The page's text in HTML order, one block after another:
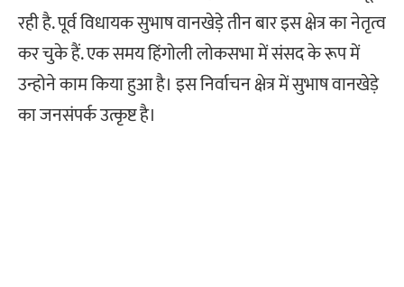
रही है. पूर्व विधायक सुभाष वानखेड़े तीन बार इस क्षेत्र का नेतृत्व
कर चुके हैं. एक समय हिंगोली लोकसभा में संसद के रूप में
उन्होने काम किया हुआ है। इस निर्वाचन क्षेत्र में सुभाष वानखेड़े
का जनसंपर्क उत्कृष्ट है।